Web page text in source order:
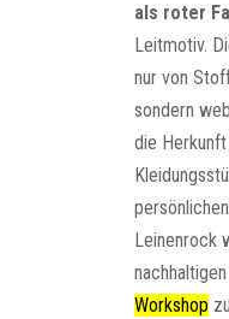
als roter
Leitmotiv.
nur von
sondern
die
Leinenrock
Workshop